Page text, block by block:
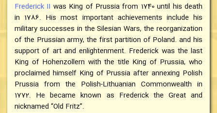
Frederick II was King of Prussia from 1740 until his death
in 1786. His most important achievements include his
military successes in the Silesian Wars, the reorganization
of the Prussian army, the first partition of Poland. and his
support of art and enlightenment. Frederick was the last
King of Hohenzollern with the title King of Prussia, who
proclaimed himself King of Prussia after annexing Polish
Prussia from the Polish-Lithuanian Commonwealth in
1772. He became known as Frederick the Great and
nicknamed “Old Fritz”.